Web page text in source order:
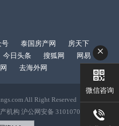
号 泰国房产网
房天下
今日头条 搜狐网
网易
去海外网
All Right Reserved
机构 沪公网安备 31010702002364号
×
微信咨询